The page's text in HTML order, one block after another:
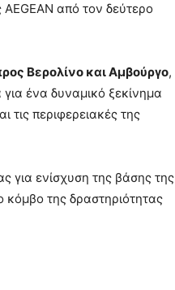
AEGEAN από τον δεύτερο
Βερολίνο και Αμβούργο,
ένα δυναμικό ξεκίνημα
τις περιφερειακές της
για ενίσχυση της βάσης της
κόμβο της δραστηριότητας